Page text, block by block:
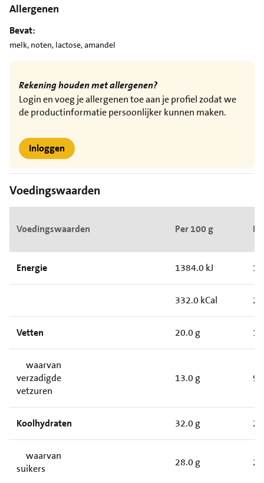
Allergenen
Bevat:
melk, noten, lactose, amandel
Rekening houden met allergenen?
Login en voeg je allergenen toe aan je profiel zodat we
de productinformatie persoonlijker kunnen maken.
Inloggen
Voedingswaarden
Voedingswaarden Per 100 g
Energie 1384.0 kJ
332.0 kCal
Vetten 20.0 g
waarvan
verzadigde
vetzuren
13.0 g
Koolhydraten 32.0 g
waarvan
suikers
28.0 g